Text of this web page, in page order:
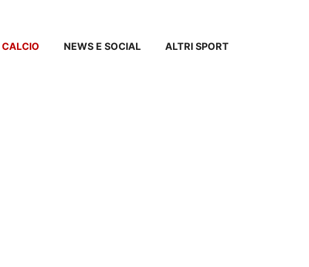
CALCIO NEWS E SOCIAL ALTRI SPORT